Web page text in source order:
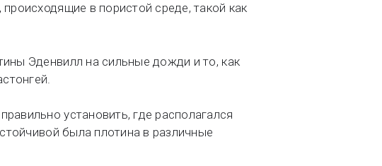
в пористой среде, такой как
Эденвилл на сильные дожди и то, как
установить, где располагался
была плотина в различные